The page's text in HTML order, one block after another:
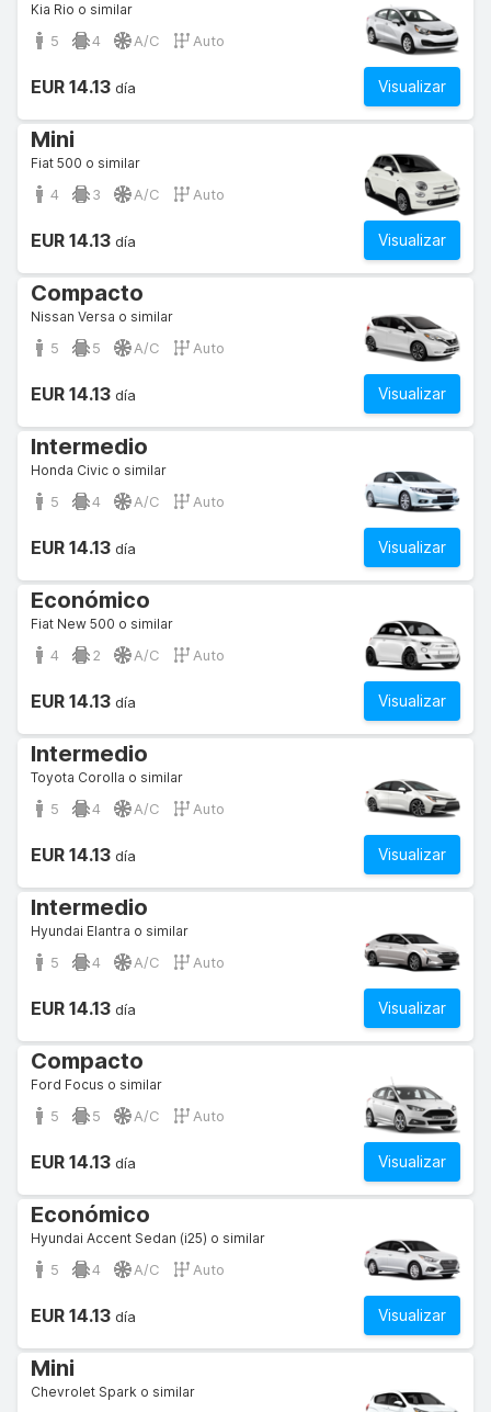
Kia Rio o similar
5 4 A/C Auto
Visualizar
EUR 14.13 día
Mini
Fiat 500 o similar
4 3 A/C Auto
Visualizar
EUR 14.13 día
Compacto
Nissan Versa o similar
5 5 A/C Auto
Visualizar
EUR 14.13 día
Intermedio
Honda Civic o similar
5 4 A/C Auto
Visualizar
EUR 14.13 día
Económico
Fiat New 500 o similar
4 2 A/C Auto
Visualizar
EUR 14.13 día
Intermedio
Toyota Corolla o similar
5 4 A/C Auto
Visualizar
EUR 14.13 día
Intermedio
Hyundai Elantra o similar
5 4 A/C Auto
Visualizar
EUR 14.13 día
Compacto
Ford Focus o similar
5 5 A/C Auto
Visualizar
EUR 14.13 día
Económico
Hyundai Accent Sedan (i25) o similar
5 4 A/C Auto
Visualizar
EUR 14.13 día
Mini
Chevrolet Spark o similar